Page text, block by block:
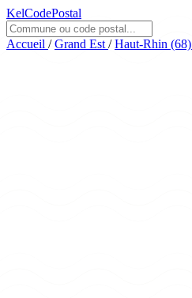
KelCodePostal
Accueil / Grand Est / Haut-Rhin (68)